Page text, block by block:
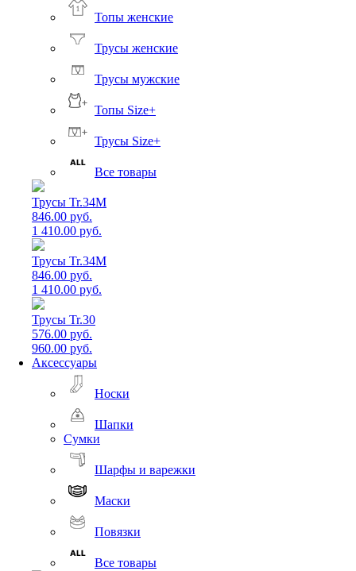
Топы женские
Трусы женские
Трусы мужские
Топы Size+
Трусы Size+
Все товары
Трусы Tr.34M
846.00 руб.
1 410.00 руб.
Трусы Tr.34M
846.00 руб.
1 410.00 руб.
Трусы Tr.30
576.00 руб.
960.00 руб.
Аксессуары
Носки
Шапки
Сумки
Шарфы и варежки
Маски
Повязки
Все товары